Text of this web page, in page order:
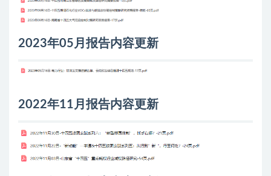
2023年05月报告内容更新
2022年11月报告内容更新